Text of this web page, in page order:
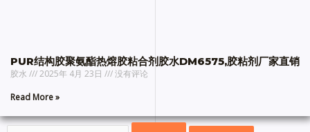
PUR结构胶聚氨酯热熔胶粘合剂胶水DM6575,胶粘剂厂家直销
胶水 2025年 4月 23日
没有评论
Read More »